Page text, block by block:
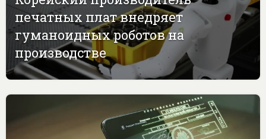
печатных плат внедряет
гуманоидных роботов на
производстве